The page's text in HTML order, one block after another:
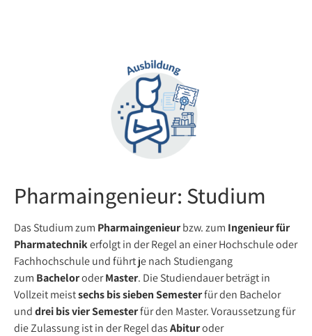
Pharmaingenieur: Studium
Das Studium zum Pharmaingenieurbzw. zum Ingenieur für
Pharmatechnikerfolgt in der Regel an einer Hochschule oder
Fachhochschule und führt je nach Studiengang
zum BacheloroderMaster. Die Studiendauer beträgt in
Vollzeit meistsechs bis sieben Semesterfür den Bachelor
unddrei bis vier Semesterfür den Master. Voraussetzung für
die Zulassung ist in der Regel dasAbituroder